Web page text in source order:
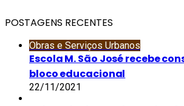
POSTAGENS RECENTES
Obras e Serviços Urbanos
Escola M. São José recebe
bloco educacional
22/11/2021